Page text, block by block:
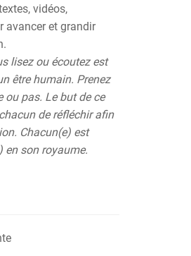
vidéos,
avancer et grandir
lisez ou écoutez est
être humain. Prenez
ou pas. Le but de ce
de réfléchir afin
Chacun(e) est
en son royaume.